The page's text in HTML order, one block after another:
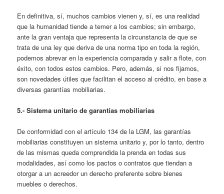
En definitiva, sí, muchos cambios vienen y, sí, es una realidad
que la humanidad tiende a temer a los cambios; sin embargo,
ante la gran ventaja que representa la circunstancia de que se
trata de una ley que deriva de una norma tipo en toda la región,
podemos abrevar en la experiencia comparada y salir a flote, con
éxito, con todos estos cambios. Pero, además, si nos fijamos,
son novedades útiles que facilitan el acceso al crédito, en base a
diversas garantías mobiliarias.
5.- Sistema unitario de garantías mobiliarias
De conformidad con el artículo 134 de la LGM, las garantías
mobiliarias constituyen un sistema unitario y, por lo tanto, dentro
de las mismas queda comprendida la prenda en todas sus
modalidades, así como los pactos o contratos que tiendan a
otorgar a un acreedor un derecho preferente sobre bienes
muebles o derechos.